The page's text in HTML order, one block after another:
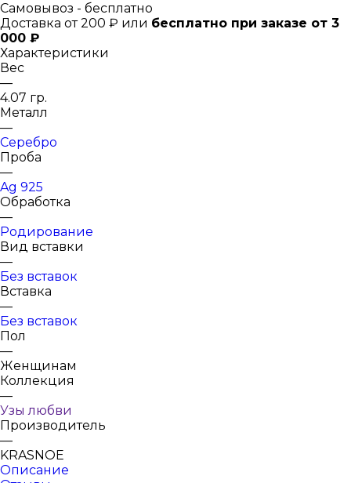
Самовывоз - бесплатно
Доставка от 200 ₽ или бесплатно при заказе от 3
000 ₽
Характеристики
Вес
—
4.07 гр.
Металл
—
Серебро
Проба
—
Ag 925
Обработка
—
Родирование
Вид вставки
—
Без вставок
Вставка
—
Без вставок
Пол
—
Женщинам
Коллекция
—
Узы любви
Производитель
—
KRASNOE
Описание